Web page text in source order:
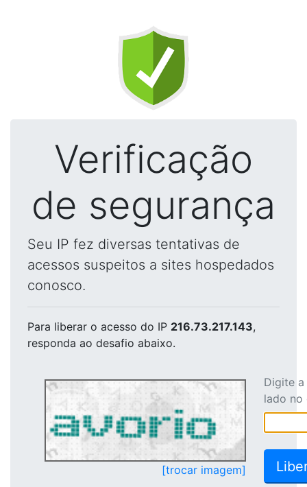
Verificação
de segurança
Seu IP fez diversas tentativas de
acessos suspeitos a sites hospedados
conosco.
Para liberar o acesso do IP 216.73.217.143,
responda ao desafio abaixo.
[trocar imagem]
Digite
lado no